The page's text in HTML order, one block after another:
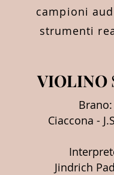
campioni
strumenti
VIOLINO
Brano:
Ciaccona -
Jindrich